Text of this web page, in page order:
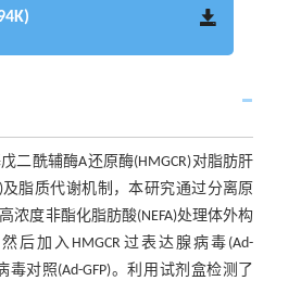
二酰辅酶A还原酶(HMGCR)对脂肪肝
及脂质代谢机制，本研究通过分离原
浓度非酯化脂肪酸(NEFA)处理体外构
后加入HMGCR过表达腺病毒(Ad-
毒对照(Ad-GFP)。利用试剂盒检测了